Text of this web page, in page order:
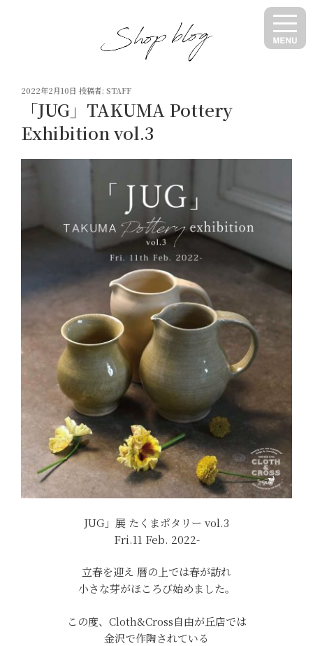
投
2022年2月10日 投稿者: STAFF
「JUG」TAKUMA Pottery
Exhibition vol.3
JUG」展 たくまポタリー vol.3
Fri.11 Feb. 2022-
立春を迎え 暦の上では春が訪れ
小さな芽がほころび始めました。
この度、Cloth&Cross自由が丘店では
金沢で作陶されている